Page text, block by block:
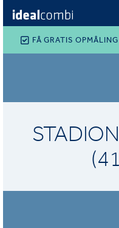
FÅ GRATIS OPMÅLING